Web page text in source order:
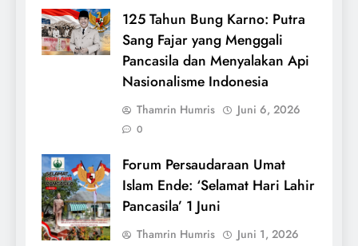
125 Tahun Bung Karno: Putra
Sang Fajar yang Menggali
Pancasila dan Menyalakan Api
Nasionalisme Indonesia
Thamrin Humris Juni 6, 2026
0
Forum Persaudaraan Umat
Islam Ende: ‘Selamat Hari Lahir
Pancasila’ 1 Juni
Thamrin Humris Juni 1, 2026